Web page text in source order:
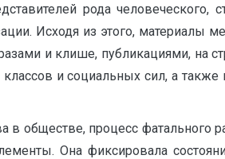
рода человеческого,
Исходя из этого, материалы
и клише, публикациями, на
и социальных сил, а
обществе, процесс фатального
Она фиксировала